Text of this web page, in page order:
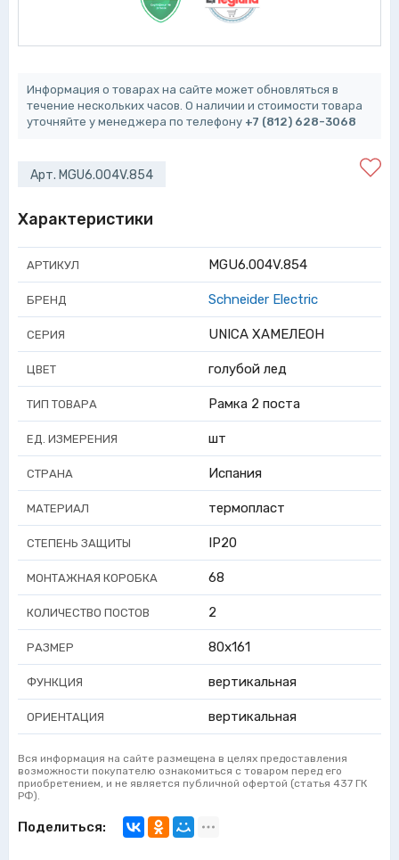
Информация о товарах на сайте может обновляться в
течение нескольких часов. О наличии и стоимости товара
уточняйте у менеджера по телефону +7 (812) 628-3068
Арт. MGU6.004V.854
Характеристики
АРТИКУЛ MGU6.004V.854
БРЕНД Schneider Electric
СЕРИЯ UNICA ХАМЕЛЕОН
ЦВЕТ голубой лед
ТИП ТОВАРА Рамка 2 поста
ЕД. ИЗМЕРЕНИЯ шт
СТРАНА Испания
МАТЕРИАЛ термопласт
СТЕПЕНЬ ЗАЩИТЫ IP20
МОНТАЖНАЯ КОРОБКА 68
КОЛИЧЕСТВО ПОСТОВ 2
РАЗМЕР 80x161
ФУНКЦИЯ вертикальная
ОРИЕНТАЦИЯ вертикальная
Вся информация на сайте размещена в целях предоставления
возможности покупателю ознакомиться с товаром перед его
приобретением, и не является публичной офертой (статья 437 ГК
РФ).
Поделиться: